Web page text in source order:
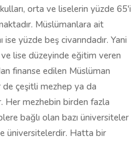
orta ve liselerin yüzde 65'i
Müslümanlara ait
yüzde beş civarındadır. Yani
lise düzeyinde eğitim veren
finanse edilen Müslüman
çeşitli mezhep ya da
Her mezhebin birden fazla
bağlı olan bazı üniversiteler
üniversitelerdir. Hatta bir